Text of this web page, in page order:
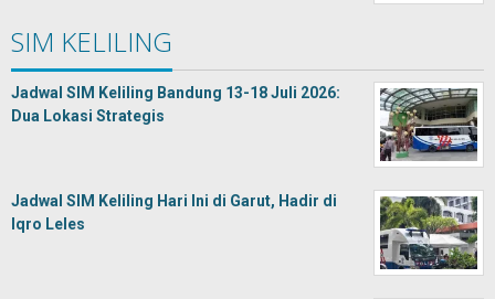
SIM KELILING
Jadwal SIM Keliling Bandung 13-18 Juli 2026:
Dua Lokasi Strategis
Jadwal SIM Keliling Hari Ini di Garut, Hadir di
Iqro Leles